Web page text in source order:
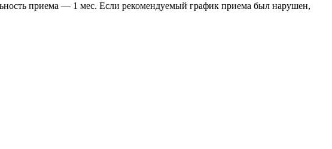
приема — 1 мес. Если рекомендуемый график приема был нарушен,